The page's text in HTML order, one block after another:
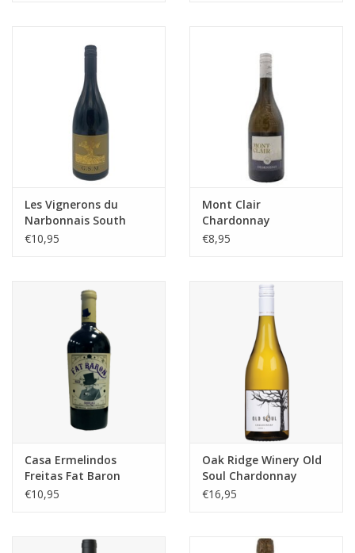
Les Vignerons du
Narbonnais South
Emotion GSM Blend
€10,95
Mont Clair
Chardonnay
€8,95
Casa Ermelindos
Freitas Fat Baron
Shiraz
€10,95
Oak Ridge Winery Old
Soul Chardonnay
€16,95